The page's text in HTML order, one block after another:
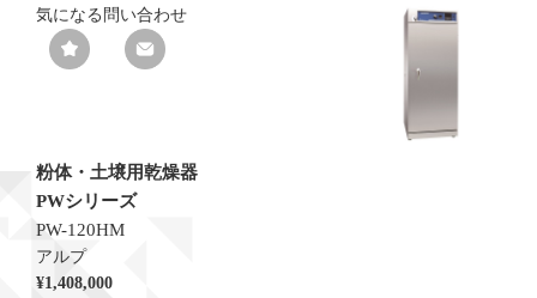
気になる 問い合わせ
粉体・土壌用乾燥器
PWシリーズ
PW-120HM
アルプ
¥1,408,000